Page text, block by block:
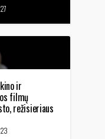
ir
filmų
režisieriaus